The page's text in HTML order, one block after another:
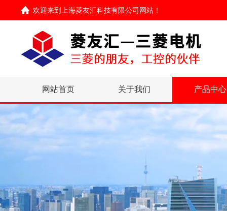
欢迎来到 上海菱友汇科技有限公司网站 ！
网站首页 关于我们 产品中心